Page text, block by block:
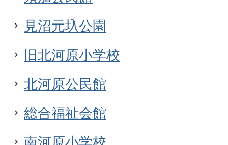
見沼元圦公園
旧北河原小学校
北河原公民館
総合福祉会館